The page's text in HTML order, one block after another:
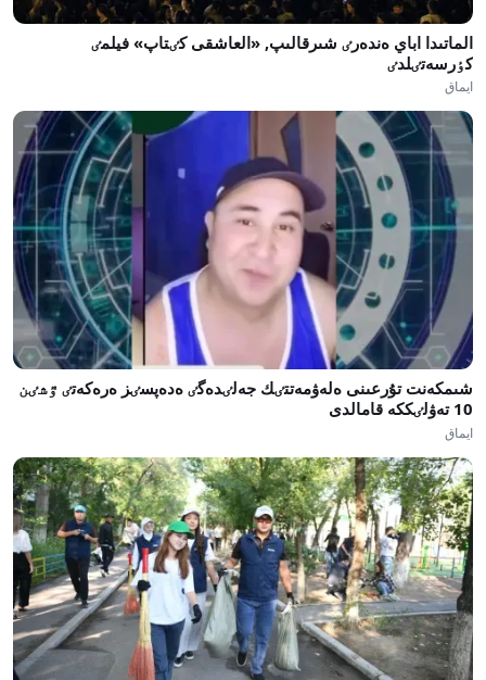
الماتىدا اباي ەندەرٸ شىرقالىپ, «العاشقى كٸتاپ» فيلمٸ
كٶرسەتٸلدٸ
ايماق
شىمكەنت تۇرعىنى ەلەۋمەتتٸك جەلٸدەگٸ ەدەپسٸز ەرەكەتٸ ٷشٸن
10 تەۋلٸككە قامالدى
ايماق